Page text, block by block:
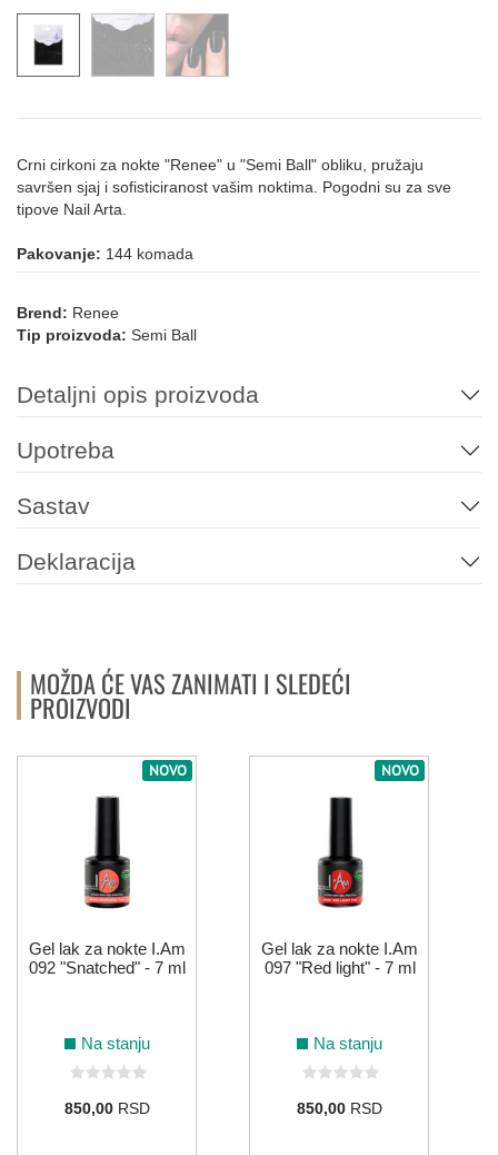
Crni cirkoni za nokte "Renee" u "Semi Ball" obliku, pružaju
savršen sjaj i sofisticiranost vašim noktima. Pogodni su za sve
tipove Nail Arta.
Pakovanje: 144 komada
Brend: Renee
Tip proizvoda: Semi Ball
Detaljni opis proizvoda
Upotreba
Sastav
Deklaracija
MOŽDA ĆE VAS ZANIMATI I SLEDEĆI
PROIZVODI
NOVO
Gel lak za nokte I.Am
092 "Snatched" - 7 ml
Na stanju
850,00RSD
NOVO
Gel lak za nokte I.Am
097 "Red light" - 7 ml
Na stanju
850,00RSD